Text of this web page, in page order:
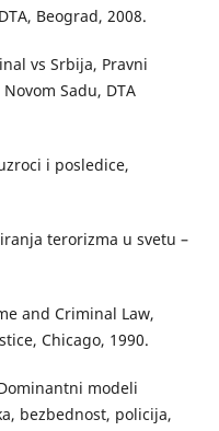
Beograd, 2008.
vs Srbija, Pravni
Sadu, DTA
i posledice,
terorizma u svetu –
and Criminal Law,
Chicago, 1990.
modeli
bezbednost, policija,